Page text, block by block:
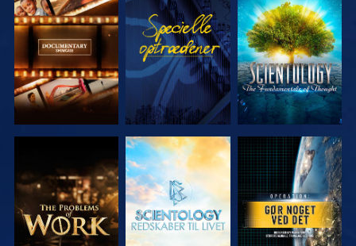
UDFORSK
SERIEN
SE
UDFORSK
SERIEN
UDFORSK
SERIEN
UDFORSK
SERIEN
SE